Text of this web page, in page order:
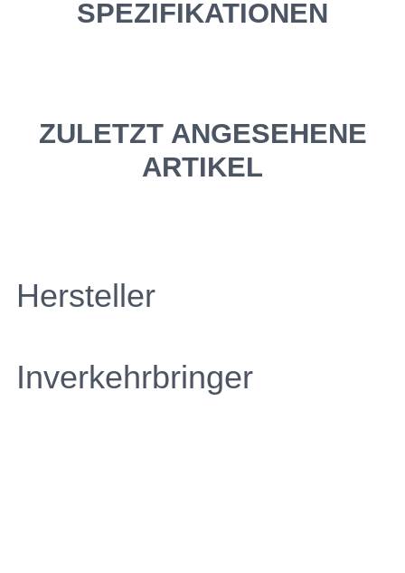
SPEZIFIKATIONEN
ZULETZT ANGESEHENE
ARTIKEL
Hersteller
Inverkehrbringer